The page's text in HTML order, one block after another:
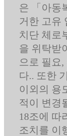
은 「아동
거한 고유
치단 체로
을 위탁받
으로 필요
다.. 또한
이외의 용
적이 변경
18조에 따
조치를 이